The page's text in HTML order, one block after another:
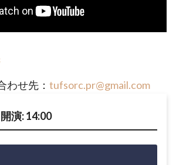
わせ先： tufsorc.pr@gmail.com
演: 14:00